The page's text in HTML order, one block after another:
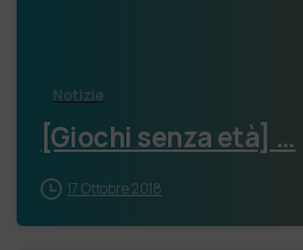
Notizie
[Giochi senza età] …
17 Ottobre 2018